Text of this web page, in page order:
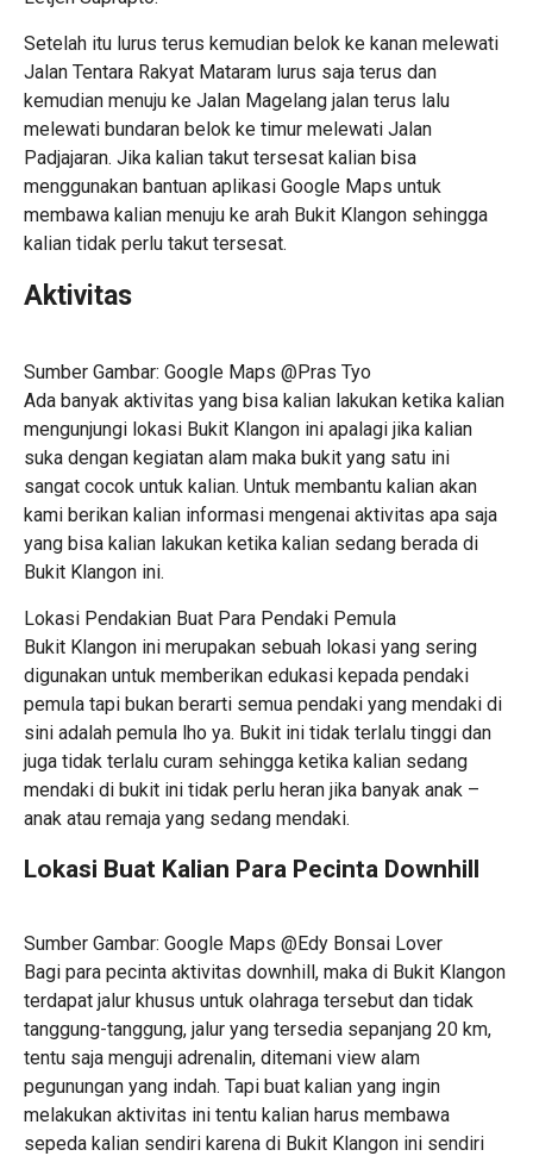
Setelah itu lurus terus kemudian belok ke kanan melewati
Jalan Tentara Rakyat Mataram lurus saja terus dan
kemudian menuju ke Jalan Magelang jalan terus lalu
melewati bundaran belok ke timur melewati Jalan
Padjajaran. Jika kalian takut tersesat kalian bisa
menggunakan bantuan aplikasi Google Maps untuk
membawa kalian menuju ke arah Bukit Klangon sehingga
kalian tidak perlu takut tersesat.
Aktivitas
Sumber Gambar: Google Maps @Pras Tyo
Ada banyak aktivitas yang bisa kalian lakukan ketika kalian
mengunjungi lokasi Bukit Klangon ini apalagi jika kalian
suka dengan kegiatan alam maka bukit yang satu ini
sangat cocok untuk kalian. Untuk membantu kalian akan
kami berikan kalian informasi mengenai aktivitas apa saja
yang bisa kalian lakukan ketika kalian sedang berada di
Bukit Klangon ini.
Lokasi Pendakian Buat Para Pendaki Pemula
Bukit Klangon ini merupakan sebuah lokasi yang sering
digunakan untuk memberikan edukasi kepada pendaki
pemula tapi bukan berarti semua pendaki yang mendaki di
sini adalah pemula lho ya. Bukit ini tidak terlalu tinggi dan
juga tidak terlalu curam sehingga ketika kalian sedang
mendaki di bukit ini tidak perlu heran jika banyak anak –
anak atau remaja yang sedang mendaki.
Lokasi Buat Kalian Para Pecinta Downhill
Sumber Gambar: Google Maps @Edy Bonsai Lover
Bagi para pecinta aktivitas downhill, maka di Bukit Klangon
terdapat jalur khusus untuk olahraga tersebut dan tidak
tanggung-tanggung, jalur yang tersedia sepanjang 20 km,
tentu saja menguji adrenalin, ditemani view alam
pegunungan yang indah. Tapi buat kalian yang ingin
melakukan aktivitas ini tentu kalian harus membawa
sepeda kalian sendiri karena di Bukit Klangon ini sendiri